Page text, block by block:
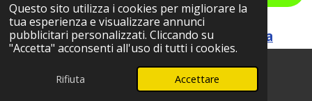
Questo sito utilizza i cookies per migliorare la
tua esperienza e visualizzare annunci
pubblicitari personalizzati. Cliccando su
"Accetta" acconsenti all'uso di tutti i cookies.
Rifiuta Accettare
© 2024 Assistenza Elettrodomestici a
Domicilio Assistenza lavatriceAssistenza
FrigoriferiAssistenza Asciugatrice
Assistenza Forno
Assistenza Piano
Assistenza LavastoviglieAssistenza
Telefono WhatsApp